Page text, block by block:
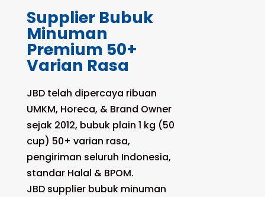
Supplier Bubuk
Minuman
Premium 50+
Varian Rasa
JBD telah dipercaya ribuan
UMKM, Horeca, & Brand Owner
sejak 2012, bubuk plain 1 kg (50
cup) 50+ varian rasa,
pengiriman seluruh Indonesia,
standar Halal & BPOM.
JBD supplier bubuk minuman